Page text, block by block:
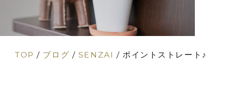
TOP / ブログ / SENZAI /ポイントストレート♪